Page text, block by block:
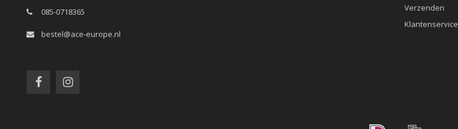
085-0718365
bestel@ace-europe.nl
Verzenden
Klantenservice